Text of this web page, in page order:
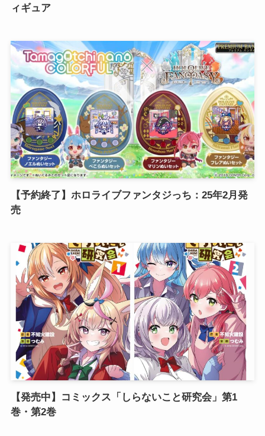
ィギュア
【予約終了】ホロライブファンタジっち：25年2月発
売
【発売中】コミックス「しらないこと研究会」第1
巻・第2巻